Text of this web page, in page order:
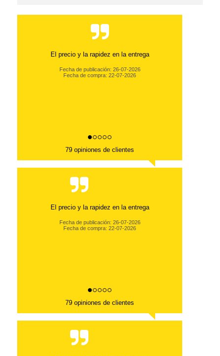
Todo perfecto
Fecha de publicación: 26-03-2026
Fecha de compra: 20-03-2026
79 opiniones de clientes
79 opiniones de clientes
Fecha de compra: 20-03-2026